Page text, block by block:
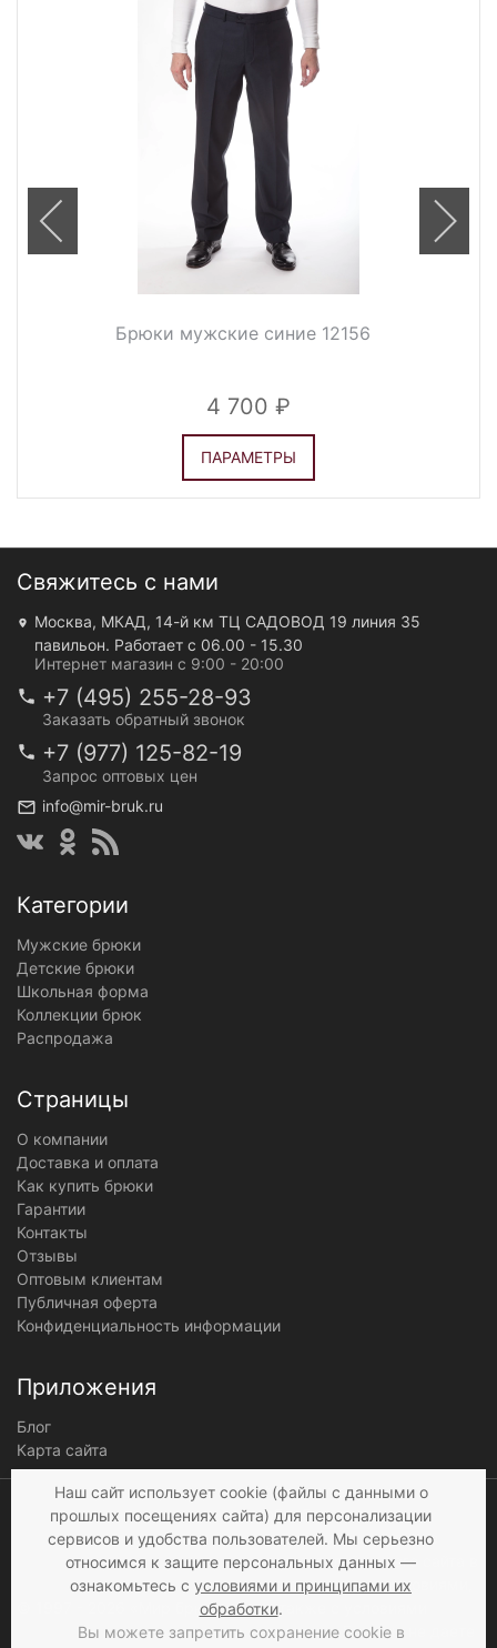
Брюки мужские синие 12156
4 700
ПАРАМЕТРЫ
Свяжитесь с нами
Москва, МКАД, 14-й км ТЦ САДОВОД 19 линия 35
павильон. Работает с 06.00 - 15.30
Интернет магазин с 9:00 - 20:00
+7 (495) 255-28-93
Заказать обратный звонок
+7 (977) 125-82-19
Запрос оптовых цен
info@mir-bruk.ru
Категории
Мужские брюки
Детские брюки
Школьная форма
Коллекции брюк
Распродажа
Страницы
О компании
Доставка и оплата
Как купить брюки
Гарантии
Контакты
Отзывы
Оптовым клиентам
Публичная оферта
Конфиденциальность информации
Приложения
Блог
Карта сайта
© 1997 - 2026 «Мир брюк»
Мы получаем и
обрабатываем
персональные данные
посетителей нашего сайта в
соответствии сусловиями
а также c
продажи. Если вы не даете
Наш сайт использует cookie (файлы с данными о
прошлых посещениях сайта) для персонализации
сервисов и удобства пользователей. Мы серьезно
относимся к защите персональных данных —
ознакомьтесь с условиями и принципами их
обработки.
Вы можете запретить сохранение cookie в